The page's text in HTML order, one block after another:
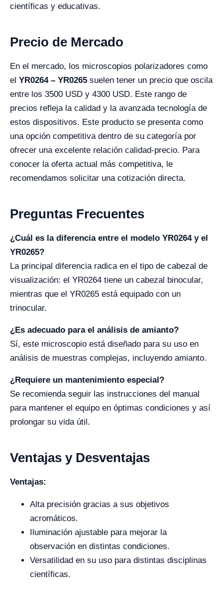
científicas y educativas.
Precio de Mercado
En el mercado, los microscopios polarizadores como
el YR0264 – YR0265 suelen tener un precio que oscila
entre los 3500 USD y 4300 USD. Este rango de
precios refleja la calidad y la avanzada tecnología de
estos dispositivos. Este producto se presenta como
una opción competitiva dentro de su categoría por
ofrecer una excelente relación calidad-precio. Para
conocer la oferta actual más competitiva, le
recomendamos solicitar una cotización directa.
Preguntas Frecuentes
¿Cuál es la diferencia entre el modelo YR0264 y el
YR0265?
La principal diferencia radica en el tipo de cabezal de
visualización: el YR0264 tiene un cabezal binocular,
mientras que el YR0265 está equipado con un
trinocular.
¿Es adecuado para el análisis de amianto?
Sí, este microscopio está diseñado para su uso en
análisis de muestras complejas, incluyendo amianto.
¿Requiere un mantenimiento especial?
Se recomienda seguir las instrucciones del manual
para mantener el equipo en óptimas condiciones y así
prolongar su vida útil.
Ventajas y Desventajas
Ventajas:
Alta precisión gracias a sus objetivos
acromáticos.
Iluminación ajustable para mejorar la
observación en distintas condiciones.
Versatilidad en su uso para distintas disciplinas
científicas.